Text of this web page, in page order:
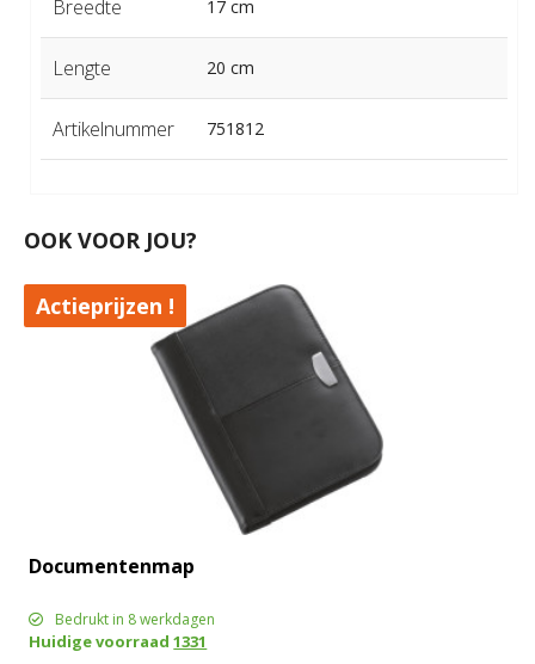
Breedte 17 cm
Lengte 20 cm
Artikelnummer 751812
OOK VOOR JOU?
Actieprijzen !
Documentenmap
Bedrukt in 8 werkdagen
Huidige voorraad1331